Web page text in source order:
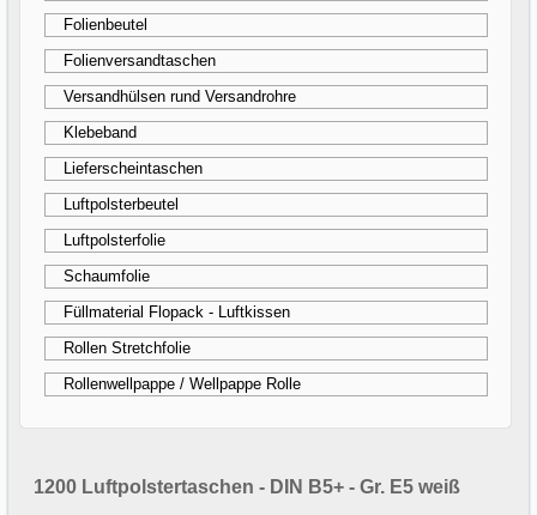
Folienbeutel
Folienversandtaschen
Versandhülsen rund Versandrohre
Klebeband
Lieferscheintaschen
Luftpolsterbeutel
Luftpolsterfolie
Schaumfolie
Füllmaterial Flopack - Luftkissen
Rollen Stretchfolie
Rollenwellpappe / Wellpappe Rolle
1200 Luftpolstertaschen - DIN B5+ - Gr. E5 weiß